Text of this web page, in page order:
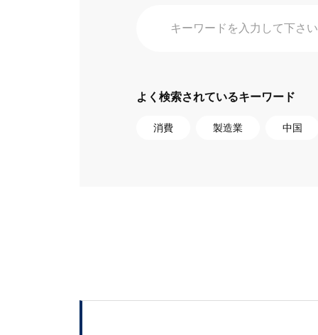
よく検索されているキーワード
消費 製造業 中国